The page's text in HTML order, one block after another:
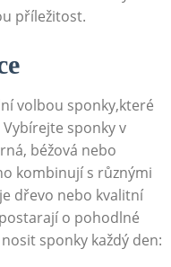
příležitost.
⁤volbou⁤ sponky,které
⁣sponky v
béžová nebo
kombinují s ​různými
dřevo‌ nebo kvalitní
o pohodlné
sponky každý den: